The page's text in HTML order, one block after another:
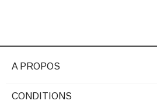
A PROPOS
CONDITIONS